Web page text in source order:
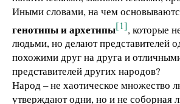
Иными словами, на чем
генотипы и архетипы[1], которые
людьми, но делают представителей
похожими друг на друга и
представителей других народов?
Народ – не хаотическое множество
утверждают одни, но и не соборная